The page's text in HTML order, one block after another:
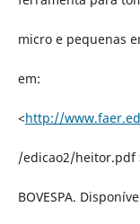
micro e pequenas
em:
<http://
/edicao2/heitor.pdf
BOVESPA.